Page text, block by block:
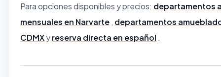
Para opciones disponibles y precios: departamentos
mensuales en Narvarte , departamentos
CDMXyreserva directa en español .